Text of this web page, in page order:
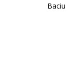
Baciu